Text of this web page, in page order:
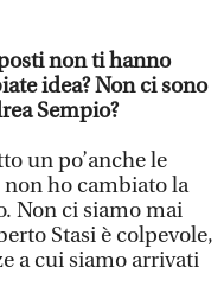
non ti hanno
idea? Non ci sono
Sempio?
un po’anche le
ho cambiato la
Non ci siamo mai
Stasi è colpevole,
a cui siamo arrivati